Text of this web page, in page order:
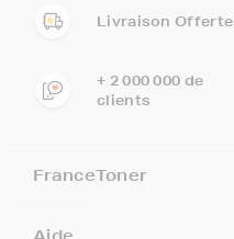
Livraison Offerte
+ 2 000 000 de
clients
FranceToner